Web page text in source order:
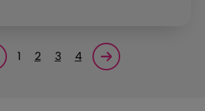
précédente
1 2 3 4 Page suivante<